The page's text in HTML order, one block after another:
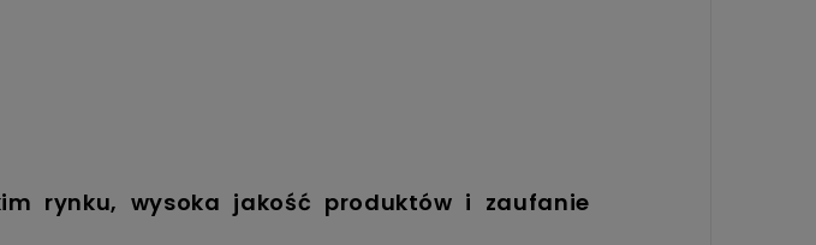
rynku, wysoka jakość produktów i zaufanie